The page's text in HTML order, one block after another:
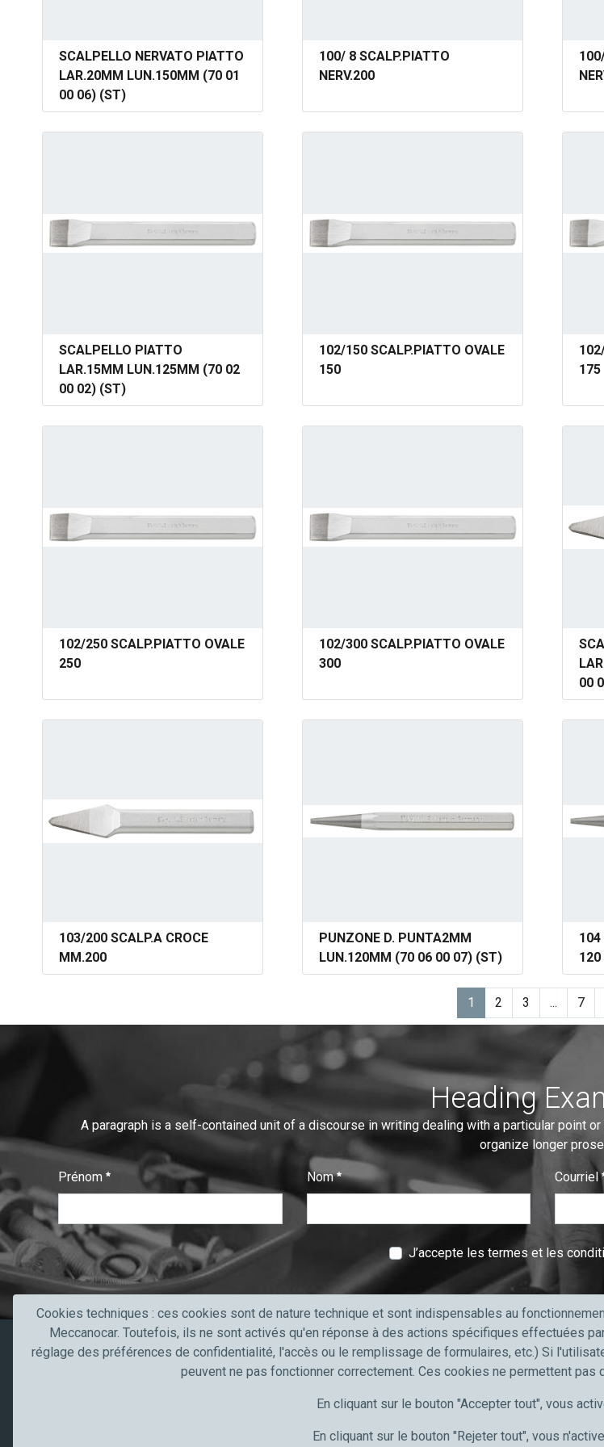
SCALPELLO NERVATO PIATTO
LAR.20MM LUN.150MM (70 01
00 06) (ST)
100/ 8 SCALP.PIATTO
NERV.200
SCALPELLO PIATTO
LAR.15MM LUN.125MM (70 02
00 02) (ST)
102/150 SCALP.PIATTO OVALE
150
175
102/250 SCALP.PIATTO OVALE
250
102/300 SCALP.PIATTO OVALE
300
00
103/200 SCALP.A CROCE
MM.200
PUNZONE D. PUNTA2MM
LUN.120MM (70 06 00 07) (ST)
104
120
Page
1 Page
2 Page
3 ...Pages
7
Heading
A paragraph is a self-contained unit of a discourse in writing dealing with a particular point
organize longer
Prénom
:
0/ 280 Nom
:
0/ 280 Courriel
:
0/ 280
T
e
x
t
V
e
J’accepte les termes et les
Produits Secteurs professionnels
Truck, transport et poids lourds
Artisans et PME
Carrières
News
Cookies techniques : ces cookies sont de nature technique et sont indispensables au
Meccanocar. Toutefois, ils ne sont activés qu'en réponse à des actions spécifiques effectuées
réglage des préférences de confidentialité, l'accès ou le remplissage de formulaires, etc.) Si
peuvent ne pas fonctionner correctement. Ces cookies ne permettent
En cliquant sur le bouton "Accepter tout", vous
En cliquant sur le bouton "Rejeter tout", vous